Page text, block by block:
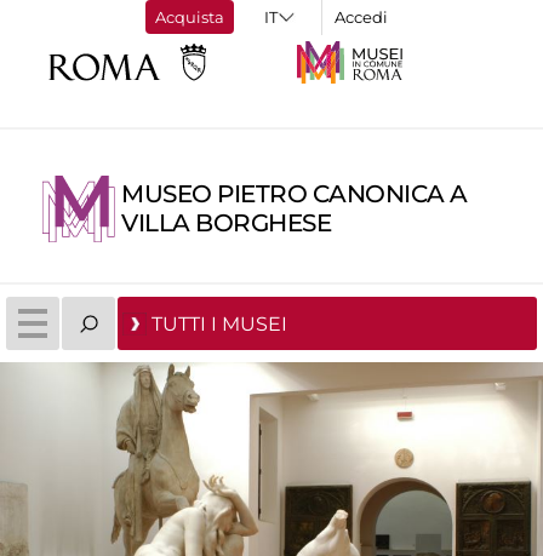
Acquista Accedi
MUSEO PIETRO CANONICA A
VILLA BORGHESE
TUTTI I MUSEI